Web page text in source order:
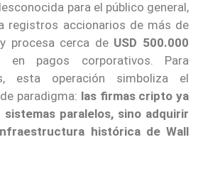
para el público general,
registros accionarios de más de
procesa cerca de USD 500.000
en pagos corporativos. Para
esta operación simboliza el
paradigma: las firmas cripto ya
paralelos, sino adquirir
histórica de Wall